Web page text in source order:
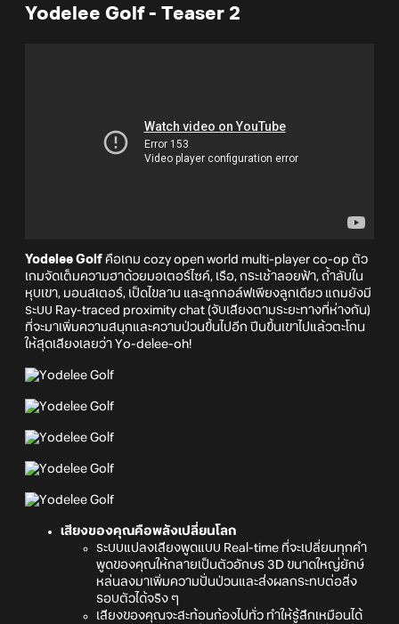
Yodelee Golf - Teaser 2
Yodelee Golf คือเกม cozy open world multi-player co-op ตัว
เกมจัดเต็มความฮาด้วยมอเตอร์ไซค์, เรือ, กระเช้าลอยฟ้า, ถ้ำลับใน
หุบเขา, มอนสเตอร์, เป็ดไขลาน และลูกกอล์ฟเพียงลูกเดียว แถมยังมี
ระบบ Ray-traced proximity chat (จับเสียงตามระยะทางที่ห่างกัน)
ที่จะมาเพิ่มความสนุกและความป่วนขึ้นไปอีก ปีนขึ้นเขาไปแล้วตะโกน
ให้สุดเสียงเลยว่า Yo-delee-oh!
เสียงของคุณคือพลังเปลี่ยนโลก
ระบบแปลงเสียงพูดแบบ Real-time ที่จะเปลี่ยนทุกคำ
พูดของคุณให้กลายเป็นตัวอักษร 3D ขนาดใหญ่ยักษ์
หล่นลงมาเพิ่มความปั่นป่วนและส่งผลกระทบต่อสิ่ง
รอบตัวได้จริง ๆ
เสียงของคุณจะสะท้อนก้องไปทั่ว ทำให้รู้สึกเหมือนได้